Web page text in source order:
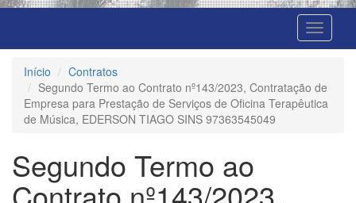
Início
Contratos
Segundo Termo ao Contrato nº143/2023, Contratação de
Empresa para Prestação de Serviços de Oficina Terapêutica
de Música, EDERSON TIAGO SINS 97363545049
Segundo Termo ao